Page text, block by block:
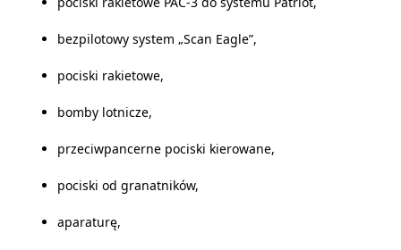
bezpilotowy system „Scan Eagle”,
pociski rakietowe,
bomby lotnicze,
przeciwpancerne pociski kierowane,
pociski od granatników,
aparaturę,